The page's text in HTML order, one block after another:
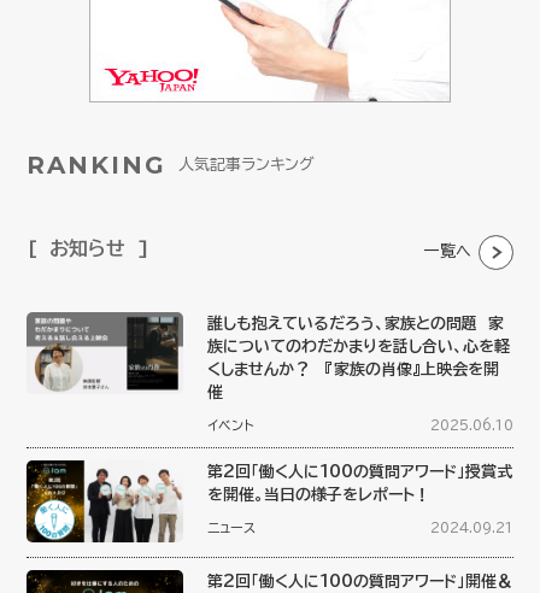
RANKING 人気記事ランキング
お知らせ 一覧へ
誰しも抱えているだろう、家族との問題 家
族についてのわだかまりを話し合い、心を軽
くしませんか？ 『家族の肖像』上映会を開
催
イベント 2025.06.10
第2回「働く人に100の質問アワード」授賞式
を開催。当日の様子をレポート！
ニュース 2024.09.21
第2回「働く人に100の質問アワード」開催＆